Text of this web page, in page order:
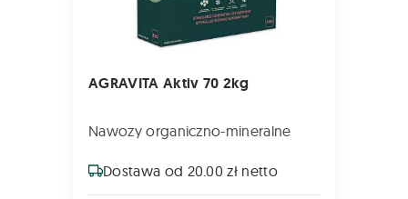
AGRAVITA Aktiv 70 2kg
Nawozy organiczno-mineralne
Dostawa od 20.00 zł netto